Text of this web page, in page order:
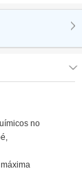
no